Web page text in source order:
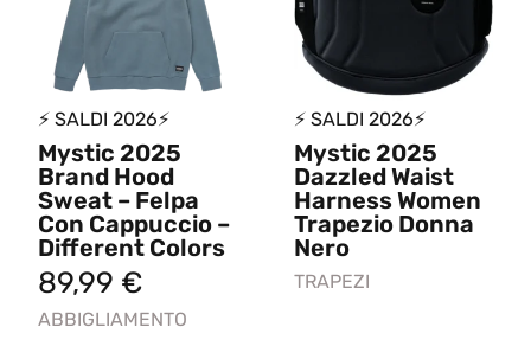
⚡ SALDI 2026⚡
Mystic 2025
Brand Hood
Sweat – Felpa
Con Cappuccio –
Different Colors
89,99 €
ABBIGLIAMENTO
⚡ SALDI 2026⚡
Mystic 2025
Dazzled Waist
Harness Women
Trapezio Donna
Nero
TRAPEZI